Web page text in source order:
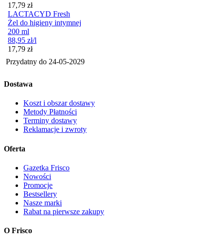
Cena
17,79 zł
LACTACYD Fresh
Żel do higieny intymnej
200 ml
88,95 zł/l
Cena
17,79 zł
Przydatny do 24-05-2029
Dostawa
Koszt i obszar dostawy
Metody Płatności
Terminy dostawy
Reklamacje i zwroty
Oferta
Gazetka Frisco
Nowości
Promocje
Bestsellery
Nasze marki
Rabat na pierwsze zakupy
O Frisco